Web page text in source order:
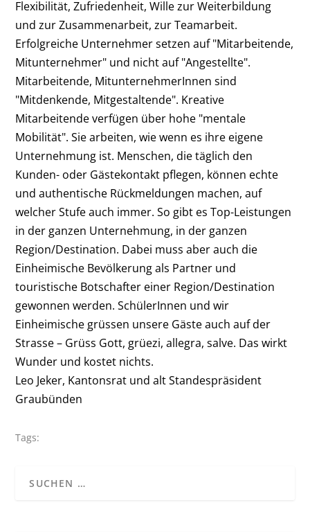
Flexibilität, Zufriedenheit, Wille zur Weiterbildung
und zur Zusammenarbeit, zur Teamarbeit.
Erfolgreiche Unternehmer setzen auf "Mitarbeitende,
Mitunternehmer" und nicht auf "Angestellte".
Mitarbeitende, MitunternehmerInnen sind
"Mitdenkende, Mitgestaltende". Kreative
Mitarbeitende verfügen über hohe "mentale
Mobilität". Sie arbeiten, wie wenn es ihre eigene
Unternehmung ist. Menschen, die täglich den
Kunden- oder Gästekontakt pflegen, können echte
und authentische Rückmeldungen machen, auf
welcher Stufe auch immer. So gibt es Top-Leistungen
in der ganzen Unternehmung, in der ganzen
Region/Destination. Dabei muss aber auch die
Einheimische Bevölkerung als Partner und
touristische Botschafter einer Region/Destination
gewonnen werden. SchülerInnen und wir
Einheimische grüssen unsere Gäste auch auf der
Strasse – Grüss Gott, grüezi, allegra, salve. Das wirkt
Wunder und kostet nichts.
Leo Jeker, Kantonsrat und alt Standespräsident
Graubünden
Tags: